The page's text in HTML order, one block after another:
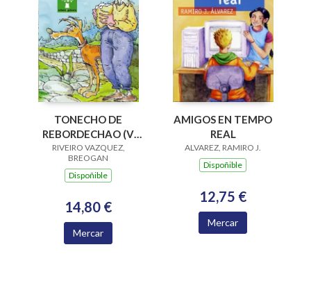
TONECHO DE
REBORDECHAO (V
PREMIO RAIÑA LUPA
2004)
RIVEIRO VAZQUEZ,
BREOGAN
Dispoñible
14,80 €
Mercar
AMIGOS EN TEMPO
REAL
ALVAREZ, RAMIRO J.
Dispoñible
12,75 €
Mercar